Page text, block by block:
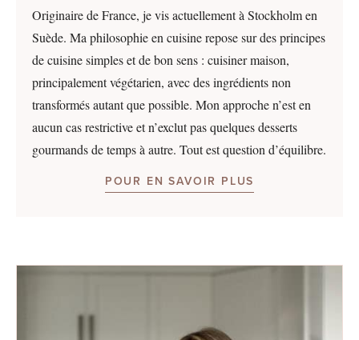
Originaire de France, je vis actuellement à Stockholm en
Suède. Ma philosophie en cuisine repose sur des principes
de cuisine simples et de bon sens : cuisiner maison,
principalement végétarien, avec des ingrédients non
transformés autant que possible. Mon approche n’est en
aucun cas restrictive et n’exclut pas quelques desserts
gourmands de temps à autre. Tout est question d’équilibre.
POUR EN SAVOIR PLUS